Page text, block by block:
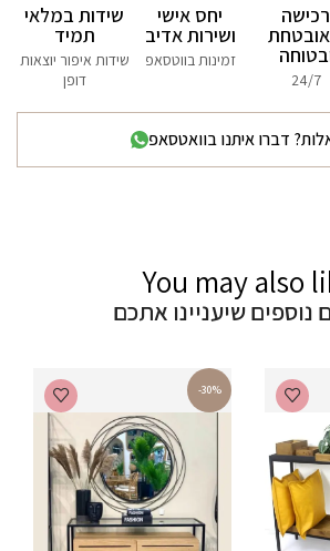
רכישה
24/7
יחס אישי
ושירות אדיב
זמינות בווטסאפ
שידות במלאי
תמיד
שידות איפור יוצאות
דופן
דברו איתנו בוואטסאפ
You may also
נוספים שיעניינו אתכם
-30%